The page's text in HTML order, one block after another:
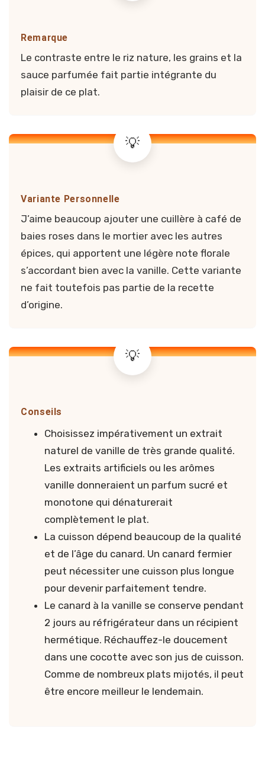
Remarque
Le contraste entre le riz nature, les grains et la
sauce parfumée fait partie intégrante du
plaisir de ce plat.
Variante Personnelle
J’aime beaucoup ajouter une cuillère à café de
baies roses dans le mortier avec les autres
épices, qui apportent une légère note florale
s’accordant bien avec la vanille. Cette variante
ne fait toutefois pas partie de la recette
d’origine.
Conseils
Choisissez impérativement un extrait
naturel de vanille de très grande qualité.
Les extraits artificiels ou les arômes
vanille donneraient un parfum sucré et
monotone qui dénaturerait
complètement le plat.
La cuisson dépend beaucoup de la qualité
et de l’âge du canard. Un canard fermier
peut nécessiter une cuisson plus longue
pour devenir parfaitement tendre.
Le canard à la vanille se conserve pendant
2 jours au réfrigérateur dans un récipient
hermétique. Réchauffez-le doucement
dans une cocotte avec son jus de cuisson.
Comme de nombreux plats mijotés, il peut
être encore meilleur le lendemain.